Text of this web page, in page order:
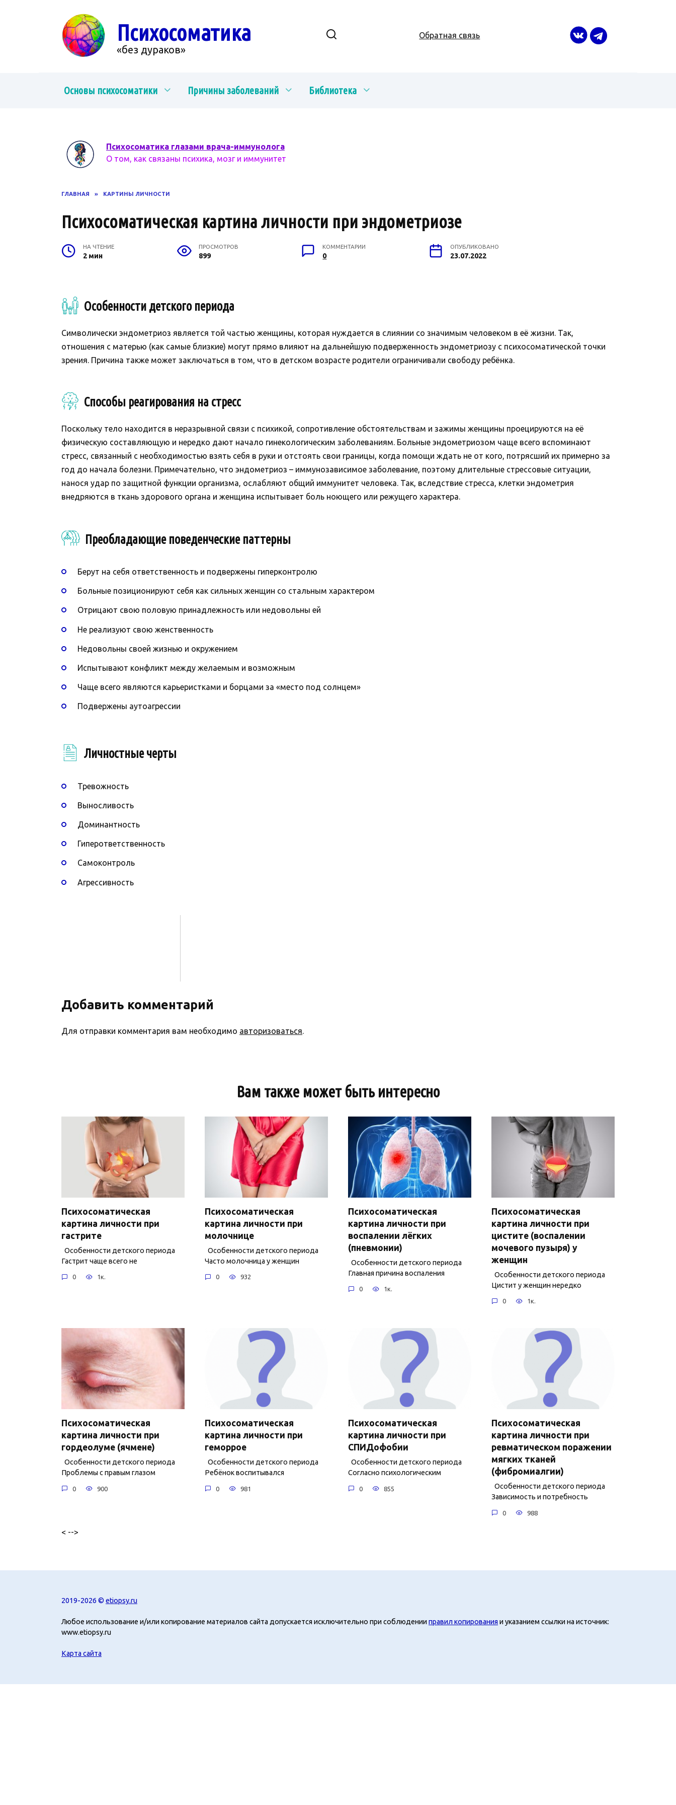
Психосоматика
«без дураков»
Обратная связь
Основы психосоматики Причины заболеваний Библиотека
Психосоматика глазами врача-иммунолога
О том, как связаны психика, мозг и иммунитет
ГЛАВНАЯ » КАРТИНЫ ЛИЧНОСТИ
Психосоматическая картина личности при эндометриозе
НА ЧТЕНИЕ
2 мин
ПРОСМОТРОВ
899
КОММЕНТАРИИ
0
ОПУБЛИКОВАНО
23.07.2022
Особенности детского периода
Символически эндометриоз является той частью женщины, которая нуждается в слиянии со значимым человеком в её жизни. Так,
отношения с матерью (как самые близкие) могут прямо влияют на дальнейшую подверженность эндометриозу с психосоматической точки
зрения. Причина также может заключаться в том, что в детском возрасте родители ограничивали свободу ребёнка.
Способы реагирования на стресс
Поскольку тело находится в неразрывной связи с психикой, сопротивление обстоятельствам и зажимы женщины проецируются на её
физическую составляющую и нередко дают начало гинекологическим заболеваниям. Больные эндометриозом чаще всего вспоминают
стресс, связанный с необходимостью взять себя в руки и отстоять свои границы, когда помощи ждать не от кого, потрясший их примерно за
год до начала болезни. Примечательно, что эндометриоз – иммунозависимое заболевание, поэтому длительные стрессовые ситуации,
нанося удар по защитной функции организма, ослабляют общий иммунитет человека. Так, вследствие стресса, клетки эндометрия
внедряются в ткань здорового органа и женщина испытывает боль ноющего или режущего характера.
Преобладающие поведенческие паттерны
Берут на себя ответственность и подвержены гиперконтролю
Больные позиционируют себя как сильных женщин со стальным характером
Отрицают свою половую принадлежность или недовольны ей
Не реализуют свою женственность
Недовольны своей жизнью и окружением
Испытывают конфликт между желаемым и возможным
Чаще всего являются карьеристками и борцами за «место под солнцем»
Подвержены аутоагрессии
Личностные черты
Тревожность
Выносливость
Доминантность
Гиперответственность
Самоконтроль
Агрессивность
Добавить комментарий
Для отправки комментария вам необходимо авторизоваться.
Вам также может быть интересно
Психосоматическая
картина личности при
гастрите
Особенности детского периода
Гастрит чаще всего не
0 1к.
Психосоматическая
картина личности при
молочнице
Особенности детского периода
Часто молочница у женщин
0 932
Психосоматическая
картина личности при
воспалении лёгких
(пневмонии)
Особенности детского периода
Главная причина воспаления
0 1к.
Психосоматическая
картина личности при
цистите (воспалении
мочевого пузыря) у
женщин
Особенности детского периода
Цистит у женщин нередко
0 1к.
Психосоматическая
картина личности при
гордеолуме (ячмене)
Особенности детского периода
Проблемы с правым глазом
0 900
Психосоматическая
картина личности при
геморрое
Особенности детского периода
Ребёнок воспитывался
0 981
Психосоматическая
картина личности при
СПИДофобии
Особенности детского периода
Согласно психологическим
0 855
Психосоматическая
картина личности при
ревматическом поражении
мягких тканей
(фибромиалгии)
Особенности детского периода
Зависимость и потребность
0 988
< -->
2019-2026 © etiopsy.ru
Любое использование и/или копирование материалов сайта допускается исключительно при соблюденииправил копирования и указанием ссылки на источник:
www.etiopsy.ru
Карта сайта